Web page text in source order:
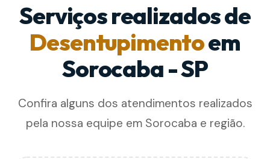
Serviços realizados de
Desentupimentoem
Sorocaba - SP
Confira alguns dos atendimentos realizados
pela nossa equipe em Sorocaba e região.